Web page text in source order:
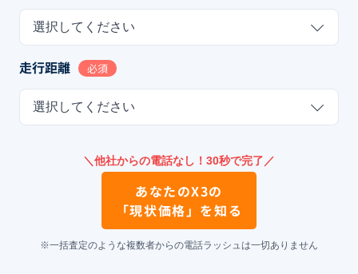
選択してください
走行距離 必須
選択してください
＼他社からの電話なし！30秒で完了／
あなたのX3の
「現状価格」を知る
※一括査定のような複数者からの電話ラッシュは一切ありません